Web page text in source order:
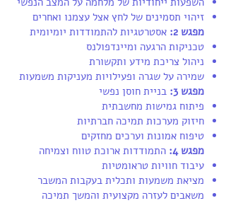
זיהוי תסמינים של לחץ אצל עצמנו ואחרים
מפגש 2:
אסטרטגיות להתמודדות יומיומית
טכניקות הרגעה ומיינדפולנס
ניהול צריכת מידע ותקשורת
שמירה על שגרה ופעילויות מעניקות משמעות
מפגש 3:
בניית חוסן נפשי
פיתוח גמישות מחשבתית
חיזוק מערכות תמיכה חברתיות
טיפוח אמונות וערכים מחזקים
מפגש 4:
התמודדות ארוכת טווח וצמיחה
עיבוד חוויות טראומטיות
מציאת משמעות ותכלית בעקבות המשבר
משאבים לעזרה מקצועית והמשך תמיכה